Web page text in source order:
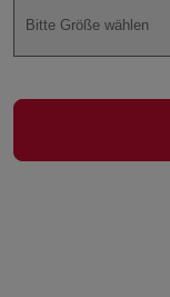
Bitte Größe wählen